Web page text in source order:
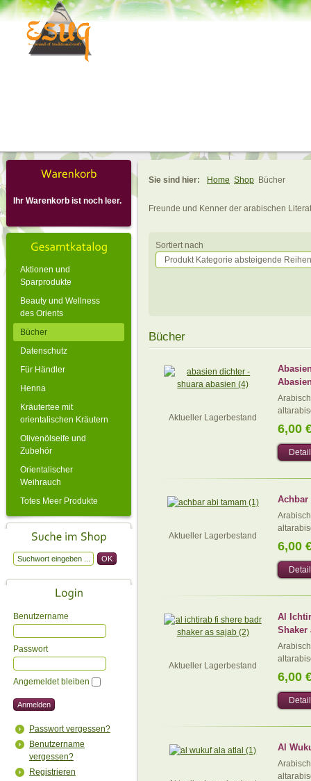
Ihr Warenkorb ist noch leer.
Aktionen und
Sparprodukte
Beauty und Wellness
des Orients
Bücher
Datenschutz
Für Händler
Henna
Kräutertee mit
orientalischen Kräutern
Olivenölseife und
Zubehör
Orientalischer
Weihrauch
Totes Meer Produkte
Benutzername
Passwort
Angemeldet bleiben
Passwort vergessen?
Benutzername
vergessen?
Registrieren
Sie sind hier: Home Shop Bücher
Freunde und Kenner der arabischen
Sortiert nach
Produkt Kategorie absteigende
Bücher
Aktueller Lagerbestand
6,00
Aktueller Lagerbestand
Achbar
6,00
Aktueller Lagerbestand
Al
Shaker
6,00
Al